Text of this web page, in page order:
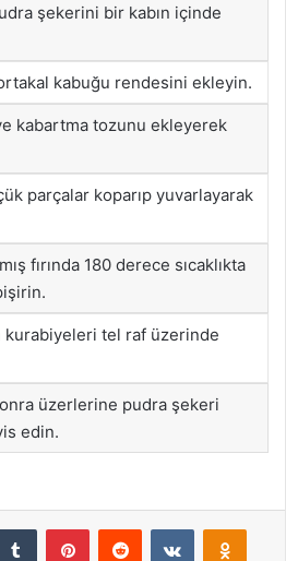
şekerini bir kabın içinde
kabuğu rendesini ekleyin.
kabartma tozunu ekleyerek
parçalar koparıp yuvarlayarak
fırında 180 derece sıcaklıkta
kurabiyeleri tel raf üzerinde
üzerlerine pudra şekeri
edin.
Tumblr PinterestReddit VKontakte